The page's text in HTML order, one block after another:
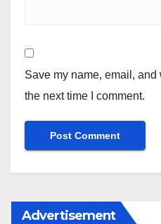
Save my name, email,
the next time I comment.
Advertisement